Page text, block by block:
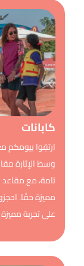
كابانات
ارتقِوا بيومكم
تامة، مع
مميزة حقًا.
على تجربة مميزة